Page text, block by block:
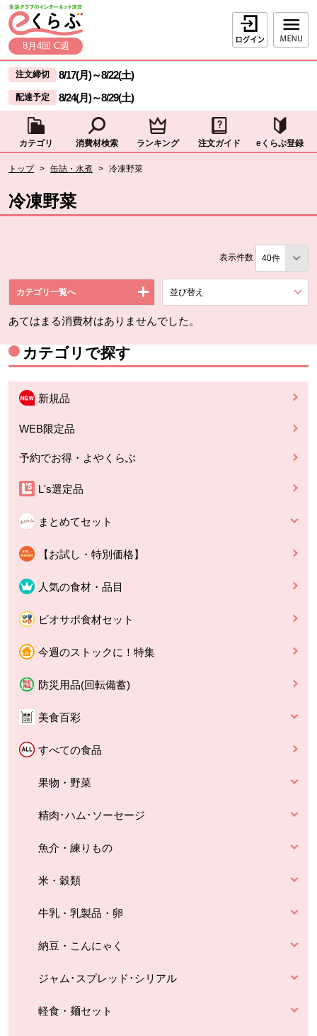
ページの先頭です。
本文へジャンプする。
8月4回 C週
ログイン
ここからサイト内共通メニューです。
サイト内共通メニューをスキップする
注文締切 8/17(月)～8/22(土)
配達予定 8/24(月)～8/29(土)
カテゴリ 消費材検索 ランキング 注文ガイド eくらぶ登録
トップ > 缶詰・水煮 > 冷凍野菜
冷凍野菜
表示件数
カテゴリ一覧へ 並び替え
あてはまる消費材はありませんでした。
カテゴリで探す
新規品
WEB限定品
予約でお得・よやくらぶ
L's選定品
まとめてセット
【お試し・特別価格】
人気の食材・品目
ビオサポ食材セット
今週のストックに！特集
防災用品(回転備蓄)
美食百彩
すべての食品
果物・野菜
精肉･ハム･ソーセージ
魚介・練りもの
米・穀類
牛乳・乳製品・卵
納豆・こんにゃく
ジャム･スプレッド･シリアル
軽食・麺セット